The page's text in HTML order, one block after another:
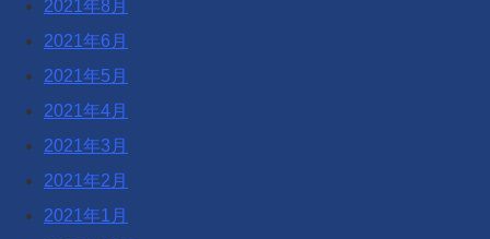
2021年8月
2021年6月
2021年5月
2021年4月
2021年3月
2021年2月
2021年1月